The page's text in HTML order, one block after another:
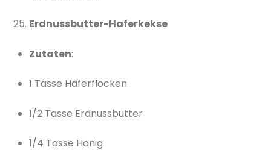
Erdnussbutter-Haferkekse
Zutaten:
1 Tasse Haferflocken
1/2 Tasse Erdnussbutter
1/4 Tasse Honig